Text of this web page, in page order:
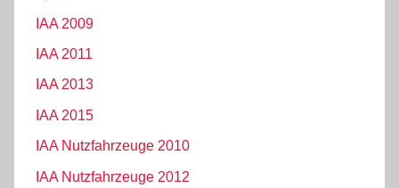
IAA 2009
IAA 2011
IAA 2013
IAA 2015
IAA Nutzfahrzeuge 2010
IAA Nutzfahrzeuge 2012